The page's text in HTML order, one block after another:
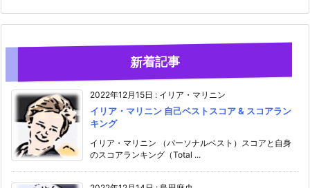
新着記事
2022年12月15日 : イリア・マリニン
イリア・マリニン 自己ベストスコア & スコアラン
キング
イリア・マリニン （パーソナルベスト）スコアと自身
のスコアランキング（Total ...